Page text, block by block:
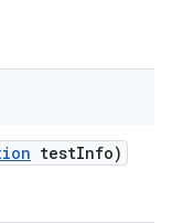
testInfo)